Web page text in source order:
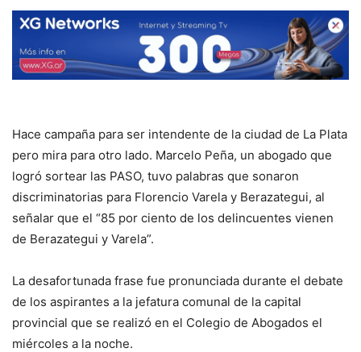
Hace campaña para ser intendente de la ciudad de La Plata
pero mira para otro lado. Marcelo Peña, un abogado que
logró sortear las PASO, tuvo palabras que sonaron
discriminatorias para Florencio Varela y Berazategui, al
señalar que el “85 por ciento de los delincuentes vienen
de Berazategui y Varela”.
La desafortunada frase fue pronunciada durante el debate
de los aspirantes a la jefatura comunal de la capital
provincial que se realizó en el Colegio de Abogados el
miércoles a la noche.